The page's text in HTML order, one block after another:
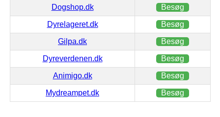
Dogshop.dk Besøg
Dyrelageret.dk Besøg
Gilpa.dk Besøg
Dyreverdenen.dk Besøg
Animigo.dk Besøg
Mydreampet.dk Besøg